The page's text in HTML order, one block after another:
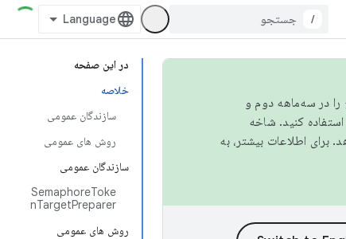
/
در این صفحه
خلاصه
سازندگان عمومی
روش های عمومی
سازندگان عمومی
SemaphoreToke
nTargetPreparer
روش های عمومی
را در سه‌ماهه دوم و
استفاده کنید. شاخه